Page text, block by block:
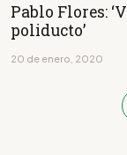
Pablo Flores:
poliducto’
20 de enero, 2020